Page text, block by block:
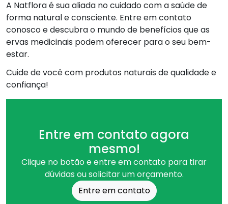
A Natflora é sua aliada no cuidado com a saúde de
forma natural e consciente. Entre em contato
conosco e descubra o mundo de benefícios que as
ervas medicinais podem oferecer para o seu bem-
estar.
Cuide de você com produtos naturais de qualidade e
confiança!
Entre em contato agora
mesmo!
Clique no botão e entre em contato para tirar
dúvidas ou solicitar um orçamento.
Entre em contato